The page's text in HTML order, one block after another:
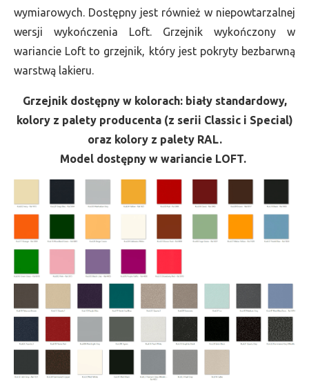
wymiarowych. Dostępny jest również w niepowtarzalnej
wersji wykończenia Loft. Grzejnik wykończony w
wariancie Loft to grzejnik, który jest pokryty bezbarwną
warstwą lakieru.
Grzejnik dostępny w kolorach: biały standardowy,
kolory z palety producenta (z serii Classic i Special)
oraz kolory z palety RAL.
Model dostępny w wariancie LOFT.